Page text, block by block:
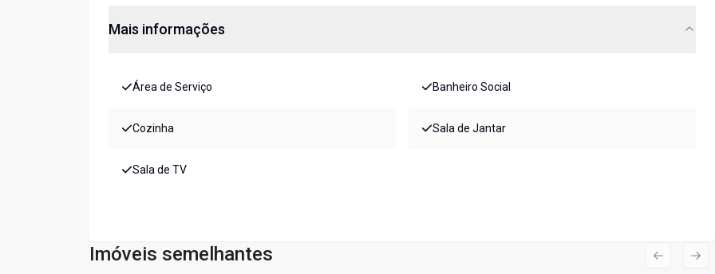
Mais informações
Área de Serviço Banheiro Social
Cozinha Sala de Jantar
Sala de TV
Imóveis semelhantes Previous